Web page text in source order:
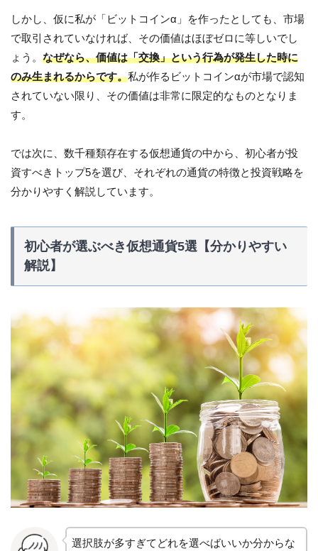
しかし、仮に私が「ビットコインα」を作ったとしても、市場
で取引されていなければ、その価値はほぼゼロに等しいでし
ょう。 なぜなら、価値は「交換」という行為が発生した時に
のみ生まれるからです。私が作るビットコインαが市場で認知
されていない限り、その価値は非常に限定的なものとなりま
す。
では次に、数千種類存在する仮想通貨の中から、初心者が投
資すべきトップ5を選び、それぞれの通貨の特徴と投資戦略を
分かりやすく解説しています。
初心者が選ぶべき仮想通貨5選【分かりやすい
解説】
選択肢が多すぎてどれを選べばいいか分からな